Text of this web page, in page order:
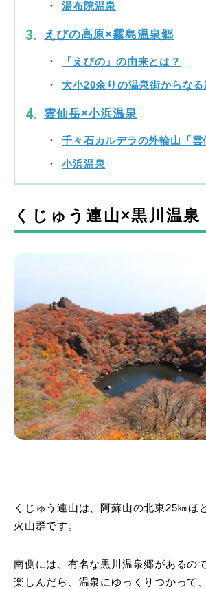
湯布院温泉
えびの高原×霧島温泉郷
「えびの」の由来とは？
大小20余りの温泉街からな
雲仙岳×小浜温泉
千々石カルデラの外輪山「雲
小浜温泉
くじゅう連山×黒川温泉
くじゅう連山は、阿蘇山の北東25㎞ほ
火山群です。
南側には、有名な黒川温泉郷があるの
楽しんだら、温泉にゆっくりつかって